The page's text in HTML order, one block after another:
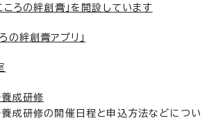
ころの絆創膏」を開設しています
の絆創膏アプリ」
養成研修
養成研修の開催日程と申込方法などについ